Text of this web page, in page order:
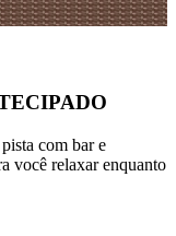
com bar e
você relaxar enquanto